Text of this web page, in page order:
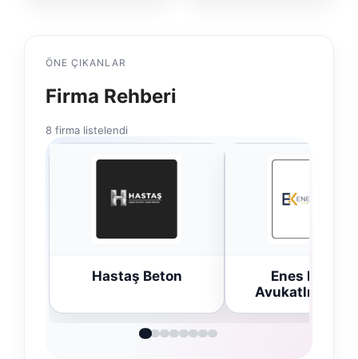
ÖNE ÇIKANLAR
Firma Rehberi
8 firma listelendi
Enes Kaplan
Trend Yapı